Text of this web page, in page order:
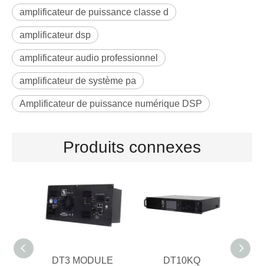
amplificateur de puissance classe d
amplificateur dsp
amplificateur audio professionnel
amplificateur de système pa
Amplificateur de puissance numérique DSP
Produits connexes
DT3 MODULE
DT10KQ